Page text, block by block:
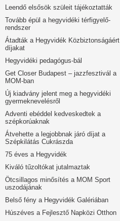
Leendő elsősök szüleit tájékoztatták
Tovább épül a hegyvidéki térfigyelő-
rendszer
Átadták a Hegyvidék Közbiztonságáért
díjakat
Hegyvidéki pedagógus-bál
Get Closer Budapest – jazzfesztivál a
MOM-ban
Új kiadvány jelent meg a hegyvidéki
gyermeknevelésről
Adventi ebéddel kedveskedtek a
szépkorúaknak
Átvehette a legjobbnak járó díjat a
Szépkilátás Cukrászda
75 éves a Hegyvidék
Kiváló tűzoltókat jutalmaztak
Ötcsillagos minősítés a MOM Sport
uszodájának
Belső fény a Hegyvidék Galériában
Húszéves a Fejlesztő Napközi Otthon